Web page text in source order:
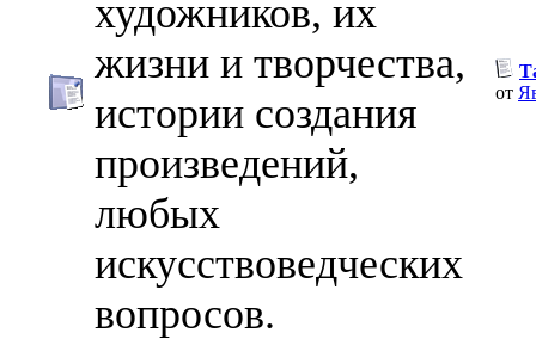
художников, их
жизни и творчества,
истории создания
произведений,
любых
искусствоведческих
вопросов.
от